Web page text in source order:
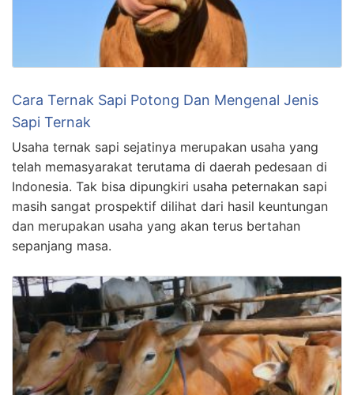
Cara Ternak Sapi Potong Dan Mengenal Jenis
Sapi Ternak
Usaha ternak sapi sejatinya merupakan usaha yang
telah memasyarakat terutama di daerah pedesaan di
Indonesia. Tak bisa dipungkiri usaha peternakan sapi
masih sangat prospektif dilihat dari hasil keuntungan
dan merupakan usaha yang akan terus bertahan
sepanjang masa.